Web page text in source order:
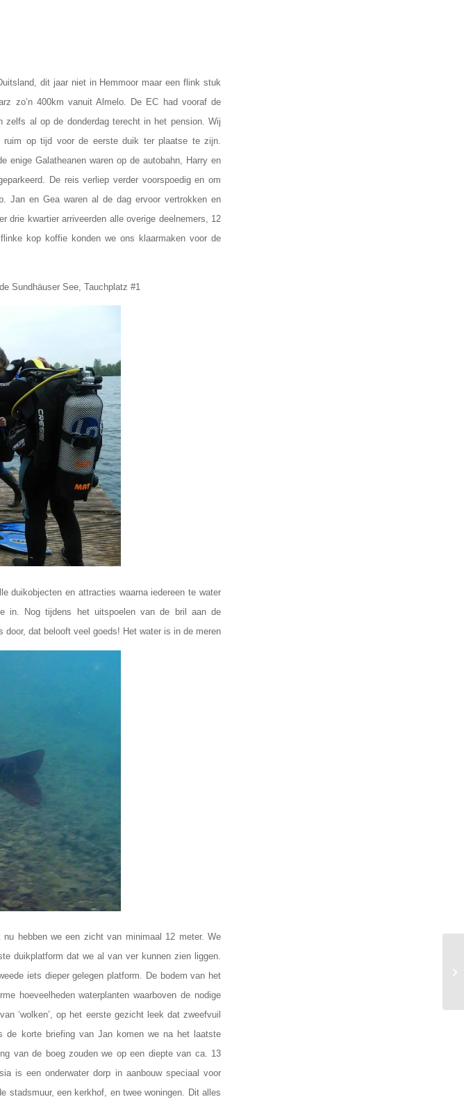
dit jaar niet in Hemmoor maar een flink stuk
zo’n 400km vanuit Almelo. De EC had vooraf de
zelfs al op de donderdag terecht in het pension. Wij
ruim op tijd voor de eerste duik ter plaatse te zijn.
enige Galatheanen waren op de autobahn, Harry en
De reis verliep verder voorspoedig en om
Jan en Gea waren al de dag ervoor vertrokken en
drie kwartier arriveerden alle overige deelnemers, 12
kop koffie konden we ons klaarmaken voor de
Sundhäuser See, Tauchplatz #1
duikobjecten en attracties waarna iedereen te water
in. Nog tijdens het uitspoelen van de bril aan de
dat belooft veel goeds! Het water is in de meren
hebben we een zicht van minimaal 12 meter. We
duikplatform dat we al van ver kunnen zien liggen.
iets dieper gelegen platform. De bodem van het
hoeveelheden waterplanten waarboven de nodige
‘wolken’, op het eerste gezicht leek dat zweefvuil
de korte briefing van Jan komen we na het laatste
van de boeg zouden we op een diepte van ca. 13
is een onderwater dorp in aanbouw speciaal voor
stadsmuur, een kerkhof, en twee woningen. Dit alles